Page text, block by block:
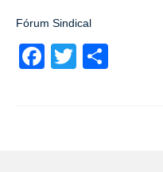
Fórum Sindical
Facebook
Twitter